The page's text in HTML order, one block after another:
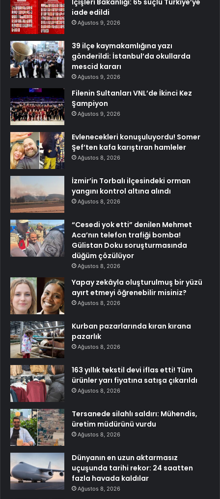
iade edildi
Ağustos 9, 2026
39 ilçe kaymakamlığına yazı
gönderildi: İstanbul’da okullarda
mescid kararı
Ağustos 9, 2026
Filenin Sultanları VNL’de İkinci Kez
Şampiyon
Ağustos 9, 2026
Evlenecekleri konuşuluyordu! Somer
Şef’ten kafa karıştıran hamleler
Ağustos 8, 2026
İzmir’in Torbalı ilçesindeki orman
yangını kontrol altına alındı
Ağustos 8, 2026
“Cesedi yok etti” denilen Mehmet
Aca’nın telefon trafiği bomba!
Gülistan Doku soruşturmasında
düğüm çözülüyor
Ağustos 8, 2026
Yapay zekâyla oluşturulmuş bir yüzü
ayırt etmeyi öğrenebilir misiniz?
Ağustos 8, 2026
Kurban pazarlarında kıran kırana
pazarlık
Ağustos 8, 2026
163 yıllık tekstil devi iflas etti! Tüm
ürünler yarı fiyatına satışa çıkarıldı
Ağustos 8, 2026
Tersanede silahlı saldırı: Mühendis,
üretim müdürünü vurdu
Ağustos 8, 2026
Dünyanın en uzun aktarmasız
uçuşunda tarihi rekor: 24 saatten
fazla havada kaldılar
Ağustos 8, 2026